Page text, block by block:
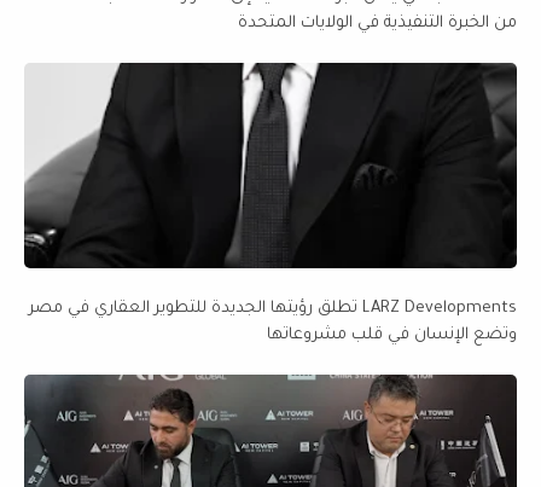
من الخبرة التنفيذية في الولايات المتحدة
LARZ Developments تطلق رؤيتها الجديدة للتطوير العقاري في مصر
وتضع الإنسان في قلب مشروعاتها